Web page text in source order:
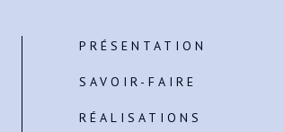
PRÉSENTATION
SAVOIR-FAIRE
RÉALISATIONS